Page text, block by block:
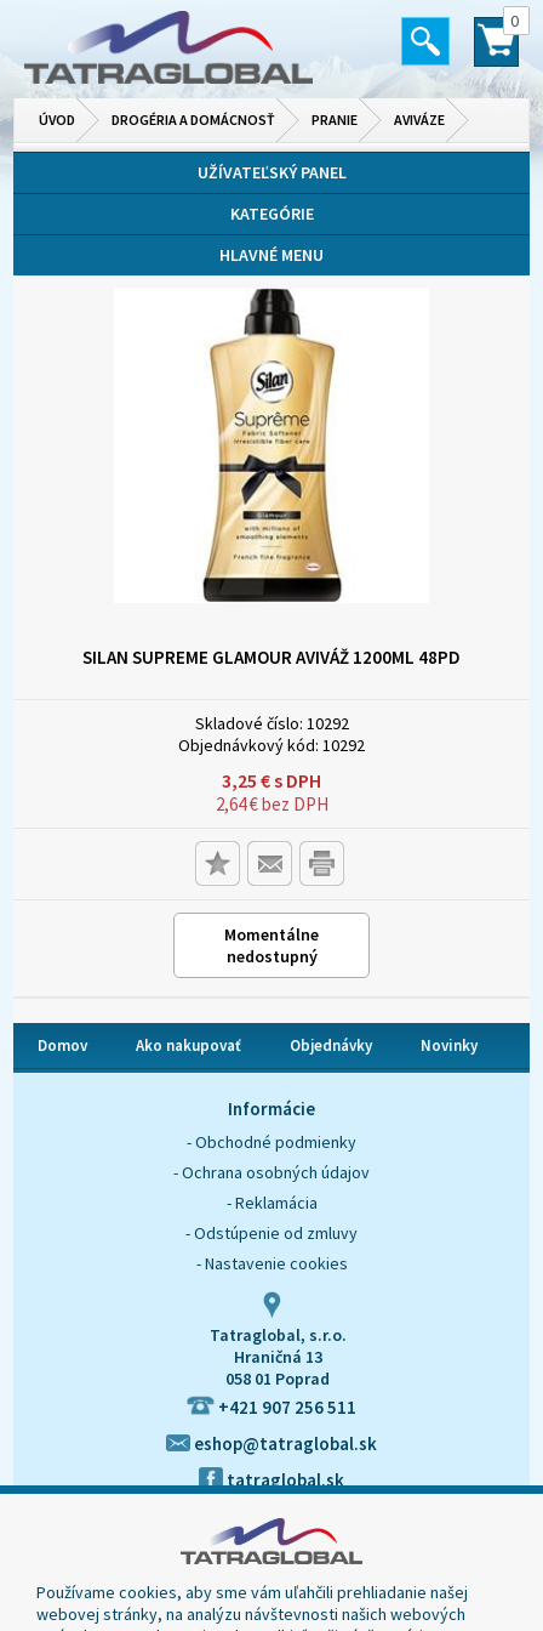
0
ÚVOD DROGÉRIA A DOMÁCNOSŤ PRANIE AVIVÁZE
UŽÍVATEĽSKÝ PANEL
KATEGÓRIE
HLAVNÉ MENU
SILAN SUPREME GLAMOUR AVIVÁŽ 1200ML 48PD
Skladové číslo: 10292
Objednávkový kód: 10292
3,25 €s DPH
2,64€bez DPH
Momentálne
nedostupný
Domov Ako nakupovať Objednávky Novinky
Informácie
- Obchodné podmienky
- Ochrana osobných údajov
- Reklamácia
- Odstúpenie od zmluvy
- Nastavenie cookies
Tatraglobal, s.r.o.
Hraničná 13
058 01 Poprad
+421 907 256 511
eshop@tatraglobal.sk
tatraglobal.sk
Používame cookies, aby sme vám uľahčili prehliadanie našej
webovej stránky, na analýzu návštevnosti našich webových